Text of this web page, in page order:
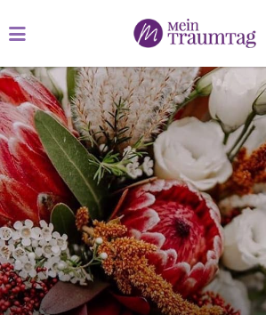
nach:
nach: